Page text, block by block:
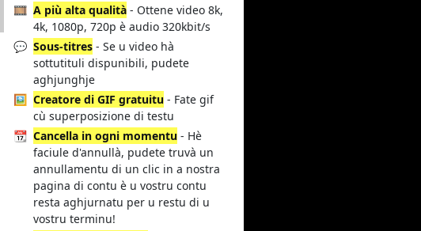
🎞️ A più alta qualità - Ottene video 8k,
4k, 1080p, 720p è audio 320kbit/s
💬 Sous-titres - Se u video hà
sottutituli dispunibili, pudete
aghjunghje
🖼️ Creatore di GIF gratuitu - Fate gif
cù superposizione di testu
📆 Cancella in ogni momentu - Hè
faciule d'annullà, pudete truvà un
annullamentu di un clic in a nostra
pagina di contu è u vostru contu
resta aghjurnatu per u restu di u
vostru terminu!